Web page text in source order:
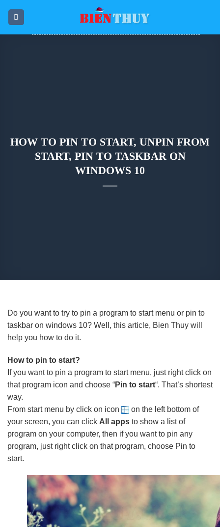
HOW TO PIN TO START, UNPIN FROM
START, PIN TO TASKBAR ON
WINDOWS 10
Do you want to try to pin a program to start menu or pin to
taskbar on windows 10? Well, this article, Bien Thuy will
help you how to do it.
How to pin to start?
If you want to pin a program to start menu, just right click on
that program icon and choose “Pin to start“. That’s shortest
way.
From start menu by click on icon
on the left bottom of
your screen, you can click All apps to show a list of
program on your computer, then if you want to pin any
program, just right click on that program, choose Pin to
start.